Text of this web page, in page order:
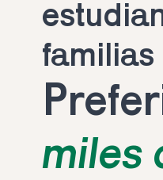
familias
miles